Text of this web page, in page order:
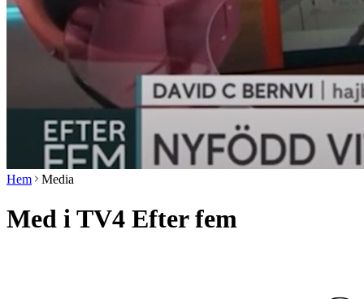
Hem Media
Med i TV4 Efter fem